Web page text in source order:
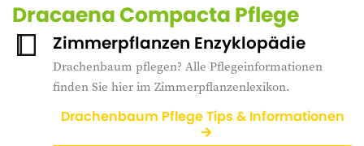
Dracaena Compacta Pflege
Zimmerpflanzen Enzyklopädie
Drachenbaum pflegen? Alle Pflegeinformationen
finden Sie hier im Zimmerpflanzenlexikon.
Drachenbaum Pflege Tips & Informationen